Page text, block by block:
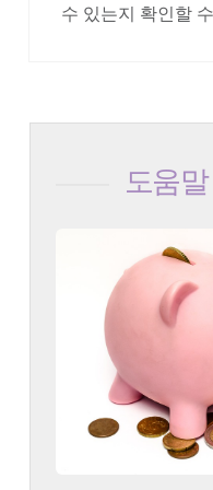
수 있는지 확인할
도움